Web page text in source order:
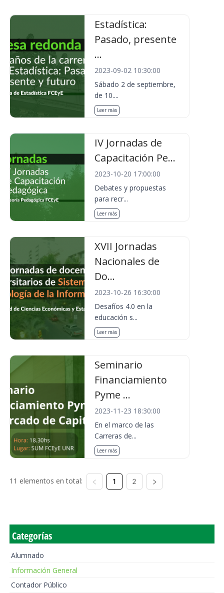
Estadística:
Pasado, presente
...
2023-09-02 10:30:00
Sábado 2 de septiembre,
de 10....
Leer más
IV Jornadas de
Capacitación Pe...
2023-10-20 17:00:00
Debates y propuestas
para recr...
Leer más
XVII Jornadas
Nacionales de
Do...
2023-10-26 16:30:00
Desafíos 4.0 en la
educación s...
Leer más
Seminario
Financiamiento
Pyme ...
2023-11-23 18:30:00
En el marco de las
Carreras de...
Leer más
11 elementos en total: 1 2
Categorías
Alumnado
Información General
Contador Público